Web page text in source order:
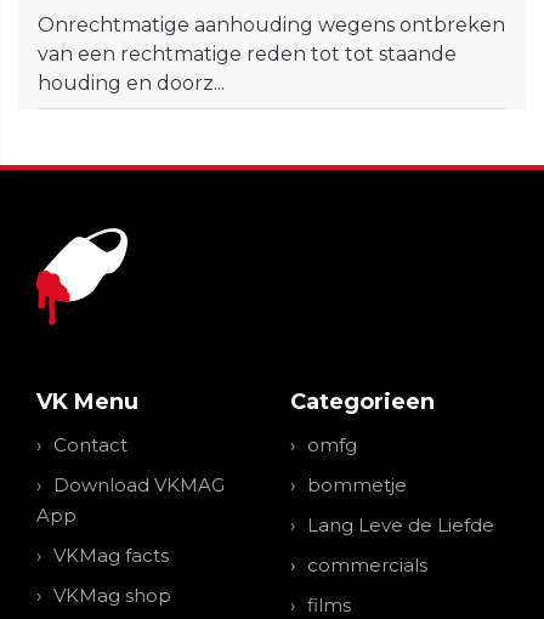
Onrechtmatige aanhouding wegens ontbreken
van een rechtmatige reden tot tot staande
houding en doorz...
VK Menu
Contact
Download VKMAG
App
VKMag facts
VKMag shop
Categorieen
omfg
bommetje
Lang Leve de Liefde
commercials
films